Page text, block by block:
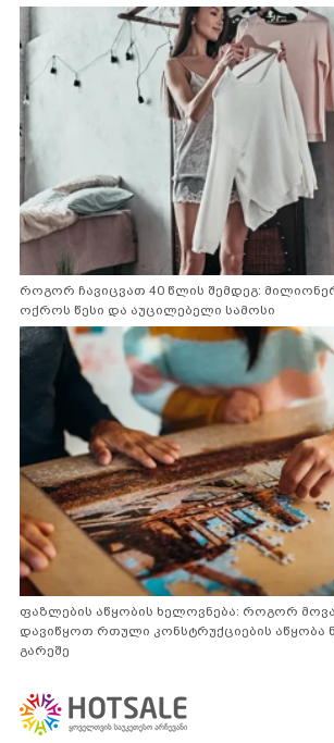
როგორ ჩავიცვათ 40 წლის შემდეგ:
ოქროს წესი და აუცილებელი სამოსი
ფაზლების აწყობის ხელოვნება: როგორ
დავიწყოთ რთული კონსტრუქციების აწყობა
გარეშე